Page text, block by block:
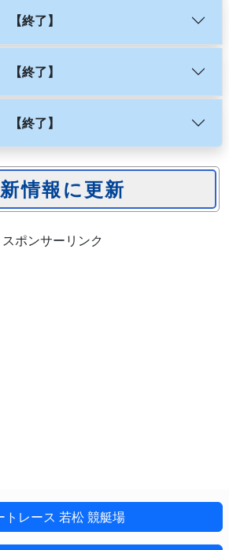
【終了】
【終了】
【終了】
スポンサーリンク
トレース 若松 競艇場